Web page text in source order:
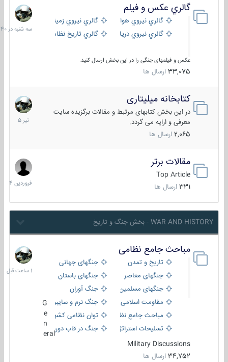
گالري عكس و فيلم
گالري نيروي هوايي
گالري نيروي زميني
گالري نيروي دريايي
گالري تاریخ نظامی
عکس و فیلمهای جنگی را در این بخش ارسال کنید.
33,075 ارسال ها
سه
شنبه
در
کتابخانه میلیتاری
در این بخش کتابهای مرتبط و مقالات برگزیده سایت
معرفی و ارایه می گردد.
2,065 ارسال ها
16
تیر
1405
مقالات برتر
Top Article
331 ارسال ها
29
فروردین
1404
WAR AND HISTORY - بخش جنگ و تاریخ
مباحث جامع نظامی
تاریخ و تمدن
جنگهای جهانی
جنگهای معاصر
جنگهای باستان
جنگهای مسلمین
جنگ آوران
مقاومت اسلامی
جنگ نرم و سایبری
مباحث جامع نظامی
توان نظامی کشورها
تسلیحات استراتژیک
جنگ در قاب دوربین
eral
Military Discussions
34,752 ارسال ها
1
ساعت
قبل